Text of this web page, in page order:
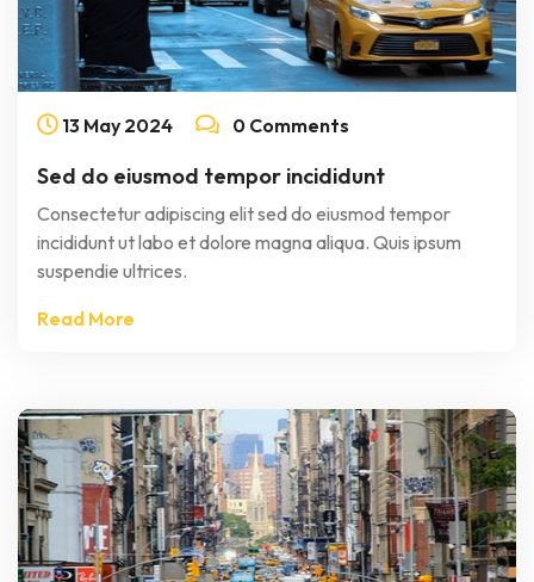
13 May 2024 0 Comments
Sed do eiusmod tempor incididunt
Consectetur adipiscing elit sed do eiusmod tempor
incididunt ut labo et dolore magna aliqua. Quis ipsum
suspendie ultrices.
Read More